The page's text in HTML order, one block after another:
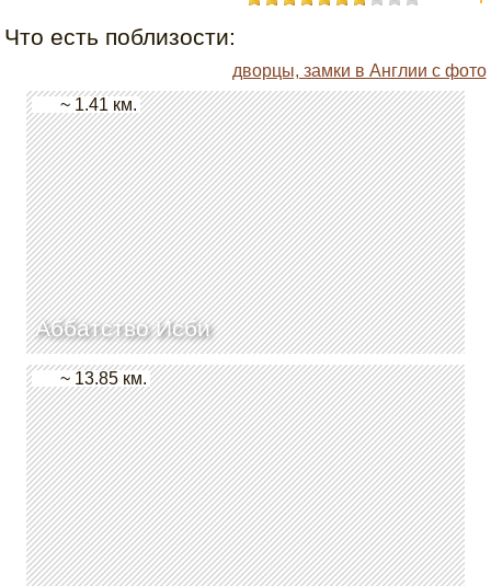
Что есть поблизости:
дворцы, замки в Англии с фото
Аббатство Исби
~ 1.41 км.
~ 13.85 км.